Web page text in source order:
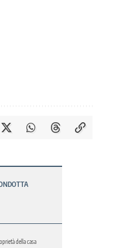
della casa